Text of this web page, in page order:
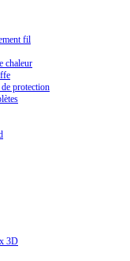
fil
chaleur
protection
3D